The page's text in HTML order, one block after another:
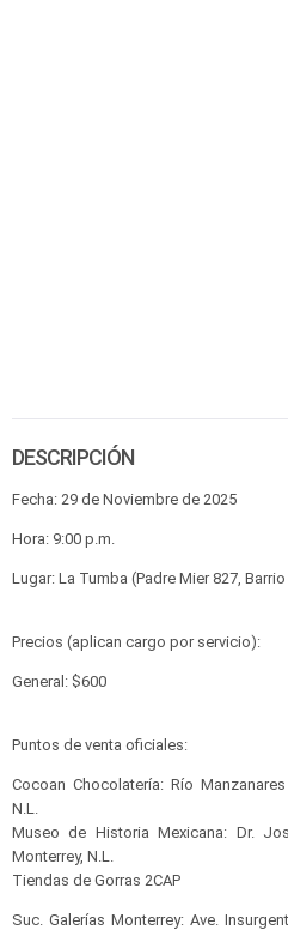
DESCRIPCIÓN
Fecha: 29 de Noviembre de 2025
Hora: 9:00 p.m.
Lugar: La Tumba (Padre Mier 827,
Precios (aplican cargo por servicio):
General: $600
Puntos de venta oficiales:
Cocoan Chocolatería: Río
N.L.
Museo de Historia Mexicana: Dr.
Monterrey, N.L.
Tiendas de Gorras 2CAP
Suc. Galerías Monterrey: Ave.